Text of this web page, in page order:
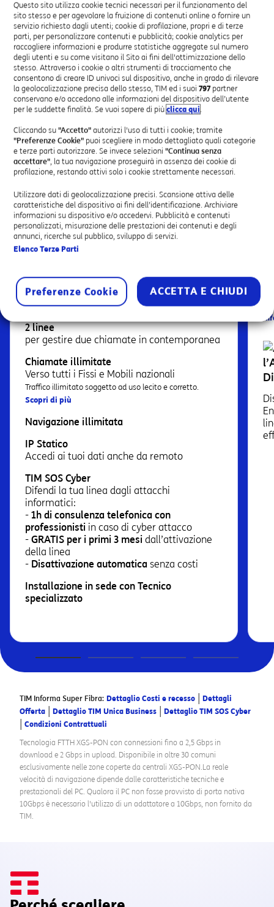
L’offerta può essere soggetta a limitazioni tecniche
di velocità e geografiche. Verifica prima la
copertura.
Cosa è incluso nell’offertaTIM
Super Fibra
CONNETTIVITÀ E SERVIZI
La più performante per velocità e stabilità: il
cavo in fibra ottica copre l'intero percorso
Fibra con velocità fino a 2,5 Gigain
download
Info Tecnologie | Scopri la rete TIM
2 linee
per gestire due chiamate in contemporanea
Chiamate illimitate
Verso tutti i Fissi e Mobili nazionali
Traffico illimitato soggetto ad uso lecito e corretto.
Scopri di più
Navigazione illimitata
IP Statico
Accedi ai tuoi dati anche da remoto
TIM SOS Cyber
Difendi la tua linea dagli attacchi
informatici:
- 1h di consulenza telefonica con
professionisti in caso di cyber attacco
- GRATIS per i primi 3 mesi dall’attivazione
della linea
- Disattivazione automatica senza costi
Installazione in sede con Tecnico
specializzato
TIM Informa Super Fibra: Dettaglio Costi e recesso
Dettagli
Offerta
Dettaglio TIM Unica Business Dettaglio TIM SOS Cyber
Condizioni Contrattuali
Tecnologia FTTH XGS-PON con connessioni fino a 2,5 Gbps in
download e 2 Gbps in upload. Disponibile in oltre 30 comuni
esclusivamente nelle zone coperte da centrali XGS-PON.La reale
velocità di navigazione dipende dalle caratteristiche tecniche e
prestazionali del PC. Qualora il PC non fosse provvisto di porta nativa
10Gbps è necessario l'utilizzo di un adattatore a 10Gbps, non fornito da
TIM.
Questo sito utilizza cookie tecnici necessari per il funzionamento del
sito stesso e per agevolare la fruizione di contenuti online o fornire un
servizio richiesto dagli utenti; cookie di profilazione, propri e di terze
parti, per personalizzare contenuti e pubblicità; cookie analytics per
raccogliere informazioni e produrre statistiche aggregate sul numero
degli utenti e su come visitano il Sito ai fini dell'ottimizzazione dello
stesso. Attraverso i cookie o altri strumenti di tracciamento che
consentono di creare ID univoci sul dispositivo, anche in grado di rilevare
la geolocalizzazione precisa dello stesso, TIM ed i suoi 797partner
conservano e/o accedono alle informazioni del dispositivo dell’utente
per le suddette finalità. Se vuoi sapere di più clicca qui.
Cliccando su "Accetto" autorizzi l'uso di tutti i cookie; tramite
"Preferenze Cookie" puoi scegliere in modo dettagliato quali categorie
e terze parti autorizzare. Se invece selezioni "Continua senza
accettare", la tua navigazione proseguirà in assenza dei cookie di
profilazione, restando attivi solo i cookie strettamente necessari.
Utilizzare dati di geolocalizzazione precisi. Scansione attiva delle
caratteristiche del dispositivo ai fini dell’identificazione. Archiviare
informazioni su dispositivo e/o accedervi. Pubblicità e contenuti
personalizzati, misurazione delle prestazioni dei contenuti e degli
annunci, ricerche sul pubblico, sviluppo di servizi.
Elenco Terze Parti
Preferenze Cookie ACCETTA E CHIUDI